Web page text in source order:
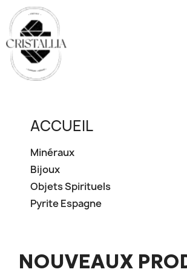
ACCUEIL
Minéraux
Bijoux
Objets Spirituels
Pyrite Espagne
NOUVEAUX